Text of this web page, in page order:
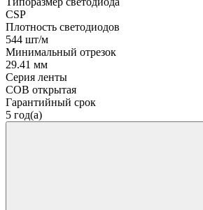
CSP
Плотность светодиодов
544 шт/м
Минимальный отрезок
29.41 мм
Серия ленты
COB открытая
Гарантийный срок
5 год(а)